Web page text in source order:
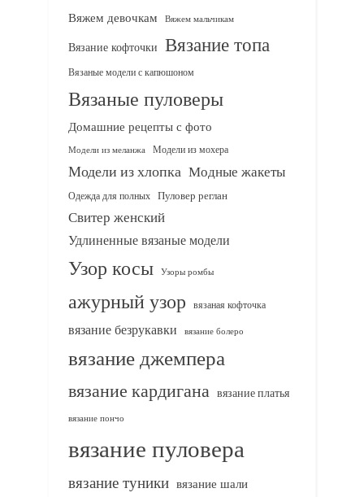
Вяжем девочкам Вяжем мальчикам
Вязание кофточки Вязание топа
Вязаные модели с капюшоном
Вязаные пуловеры
Домашние рецепты с фото
Модели из меланжа Модели из мохера
Модели из хлопка Модные жакеты
Одежда для полных Пуловер реглан
Свитер женский
Удлиненные вязаные модели
Узор косы Узоры ромбы
ажурный узор вязаная кофточка
вязание безрукавки вязание болеро
вязание джемпера
вязание кардигана вязание платья
вязание пончо
вязание пуловера
вязание туники вязание шали